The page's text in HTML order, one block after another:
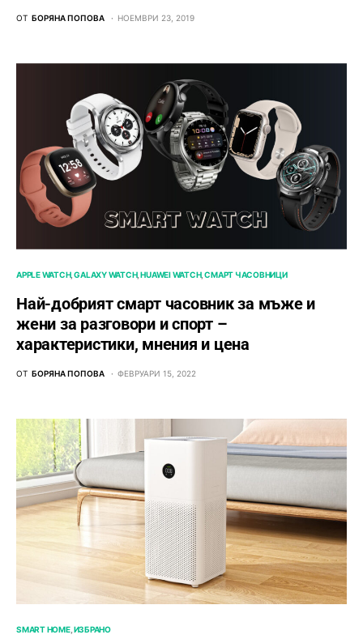
ОТ БОРЯНА ПОПОВА НОЕМВРИ 23, 2019
APPLE WATCH GALAXY WATCH HUAWEI WATCH СМАРТ ЧАСОВНИЦИ
Най-добрият смарт часовник за мъже и
жени за разговори и спорт –
характеристики, мнения и цена
ОТ БОРЯНА ПОПОВА ФЕВРУАРИ 15, 2022
SMART HOME ИЗБРАНО